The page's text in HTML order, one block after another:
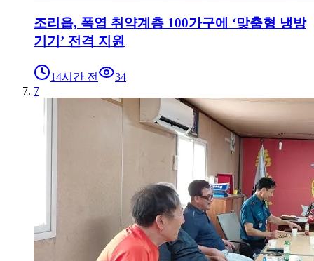
조리읍, 폭염 취약계층 100가구에 ‘맞춤형 냉방
기기’ 전격 지원
14시간 전
34
7